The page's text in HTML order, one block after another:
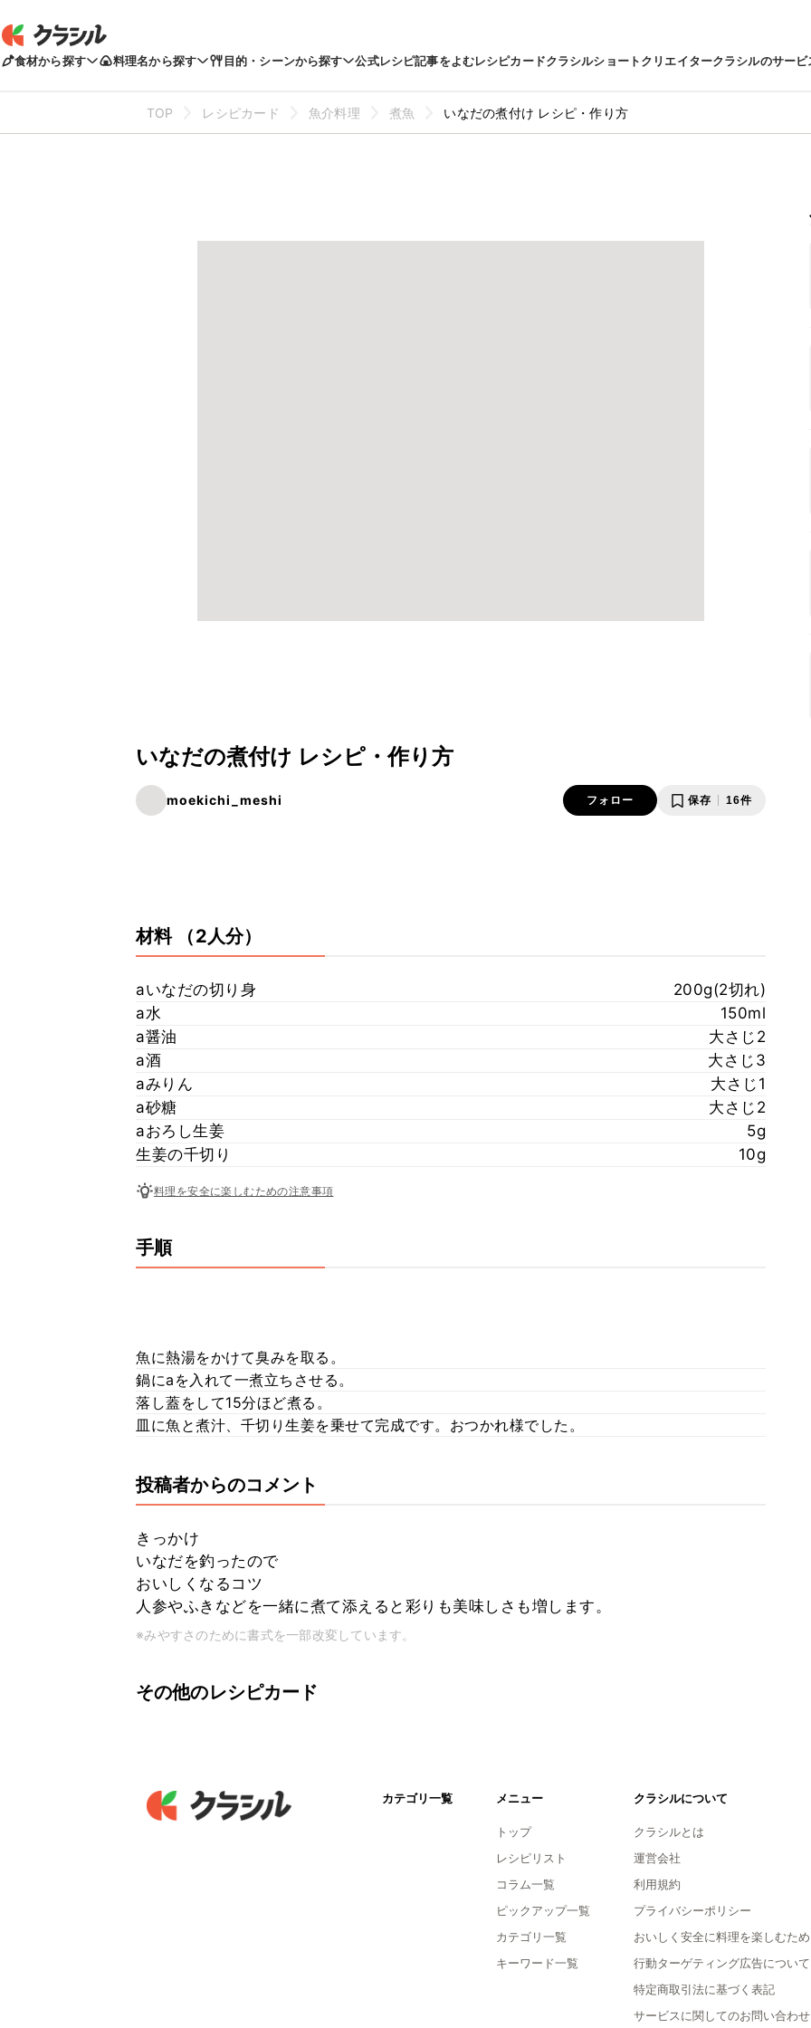
食材から探す 料理名から探す 目的・シーンから探す 公式レシピ記事をよむレシピカードクラシルショートクリエイタークラシルのサービ
TOP レシピカード 魚介料理 煮魚 いなだの煮付け レシピ・作り方
いなだの煮付け レシピ・作り方
moekichi_meshi フォロー 保存 16件
材料 （2人分）
aいなだの切り身
200g(2切れ)
a水
150ml
a醤油
大さじ2
a酒
大さじ3
aみりん
大さじ1
a砂糖
大さじ2
aおろし生姜
5g
生姜の千切り
10g
料理を安全に楽しむための注意事項
手順
魚に熱湯をかけて臭みを取る。
鍋にaを入れて一煮立ちさせる。
落し蓋をして15分ほど煮る。
皿に魚と煮汁、千切り生姜を乗せて完成です。おつかれ様でした。
投稿者からのコメント
きっかけ
いなだを釣ったので
おいしくなるコツ
人参やふきなどを一緒に煮て添えると彩りも美味しさも増します。
※みやすさのために書式を一部改変しています。
その他のレシピカード
カテゴリ一覧 メニュー
トップ
レシピリスト
コラム一覧
ピックアップ一覧
カテゴリ一覧
キーワード一覧
クラシルについて
クラシルとは
運営会社
利用規約
プライバシーポリシー
おいしく安全に料理を楽しむため
行動ターゲティング広告について
特定商取引法に基づく表記
サービスに関してのお問い合わせ